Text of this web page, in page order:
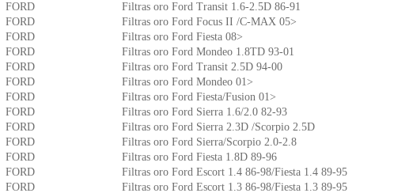
FORD
Filtras oro Ford Transit 1.6-2.5D 86-91
FORD
Filtras oro Ford Focus II /C-MAX 05>
FORD
Filtras oro Ford Fiesta 08>
FORD
Filtras oro Ford Mondeo 1.8TD 93-01
FORD
Filtras oro Ford Transit 2.5D 94-00
FORD
Filtras oro Ford Mondeo 01>
FORD
Filtras oro Ford Fiesta/Fusion 01>
FORD
Filtras oro Ford Sierra 1.6/2.0 82-93
FORD
Filtras oro Ford Sierra 2.3D /Scorpio 2.5D
FORD
Filtras oro Ford Sierra/Scorpio 2.0-2.8
FORD
Filtras oro Ford Fiesta 1.8D 89-96
FORD
Filtras oro Ford Escort 1.4 86-98/Fiesta 1.4 89-95
FORD
Filtras oro Ford Escort 1.3 86-98/Fiesta 1.3 89-95